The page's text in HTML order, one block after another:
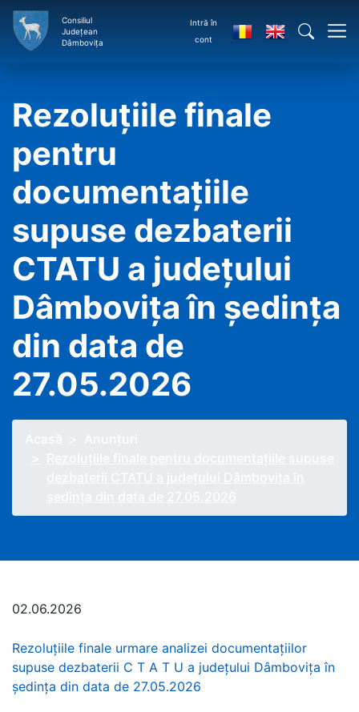
Consiliul
Județean
Dâmbovița
Intră în
cont
Rezoluțiile finale
pentru
documentațiile
supuse dezbaterii
CTATU a județului
Dâmbovița în ședința
din data de
27.05.2026
02.06.2026
Rezoluţiile finale urmare analizei documentaţiilor
supuse dezbaterii C T A T U a judeţului Dâmbovița în
şedinţa din data de 27.05.2026